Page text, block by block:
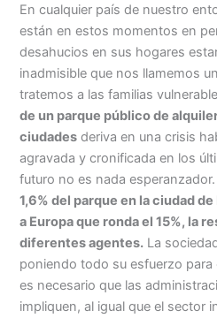
En cualquier país de nuestro
están en estos momentos en
desahucios en sus hogares
inadmisible que nos llamemos
tratemos a las familias
de un parque público de
ciudades deriva en una crisis
agravada y cronificada en los
futuro no es nada esperanzador.
1,6% del parque en la ciudad
a Europa que ronda el 15%, la
diferentes agentes. La
poniendo todo su esfuerzo para
es necesario que las
impliquen, al igual que el sector